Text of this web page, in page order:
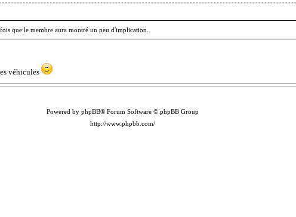
que le membre aura montré un peu d'implication.
véhicules
Powered by phpBB® Forum Software © phpBB Group
http://www.phpbb.com/